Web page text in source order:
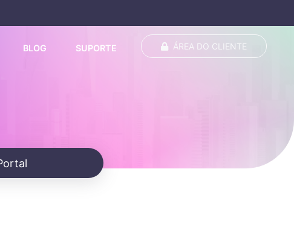
BLOG SUPORTE ÁREA DO CLIENTE